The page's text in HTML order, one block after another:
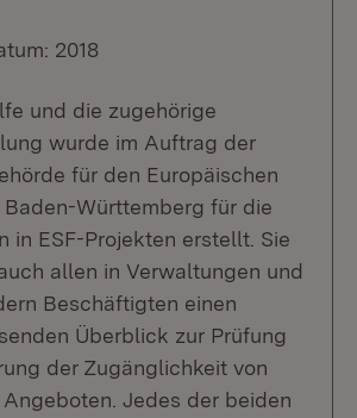
2018
und die zugehörige
wurde im Auftrag der
für den Europäischen
Württemberg für die
in ESF-Projekten erstellt. Sie
allen in Verwaltungen und
Beschäftigten einen
Überblick zur Prüfung
der Zugänglichkeit von
Jedes der beiden